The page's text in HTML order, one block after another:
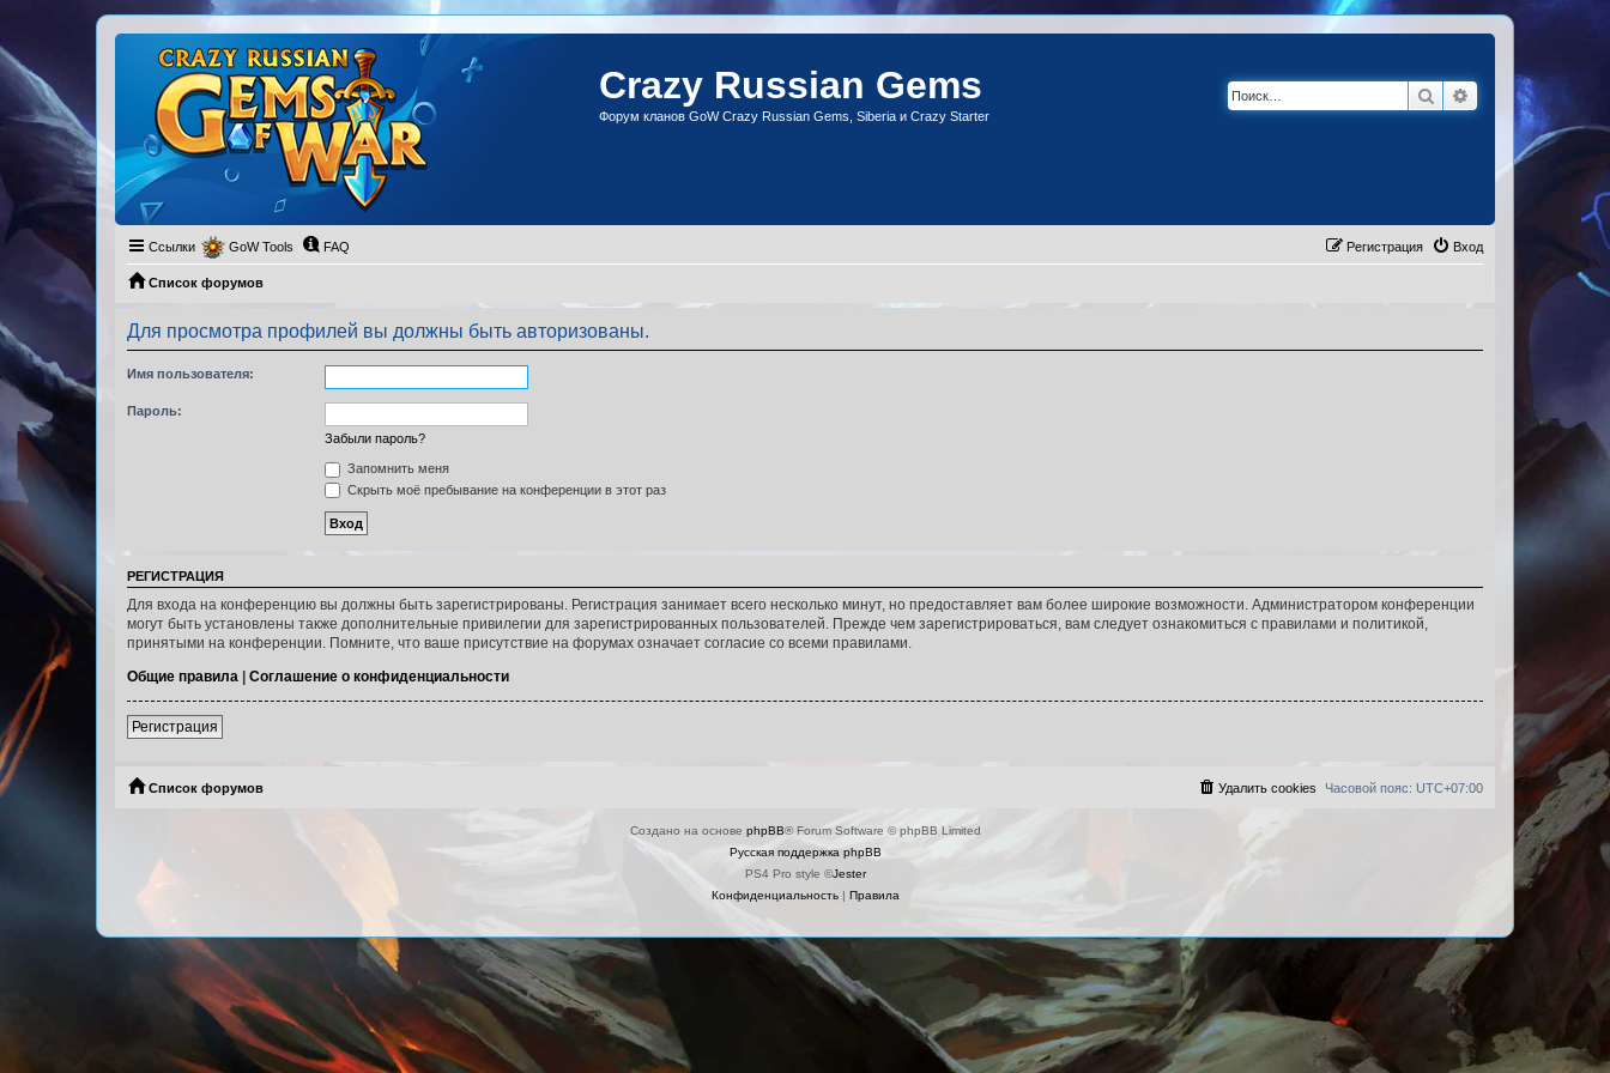
Crazy Russian Gems
Форум кланов GoW Crazy Russian Gems, Siberia и Crazy Starter
Поиск Расширенный
Ссылки GoW Tools FAQ Вход
Регистрация
Список форумов
Для просмотра профилей вы должны быть авторизованы.
Имя пользователя:
Пароль:
Забыли пароль?
Запомнить меня
Скрыть моё пребывание на конференции в этот раз
РЕГИСТРАЦИЯ
Для входа на конференцию вы должны быть зарегистрированы. Регистрация занимает всего несколько минут, но предоставляет вам более широкие возможности. Администратором конференции
могут быть установлены также дополнительные привилегии для зарегистрированных пользователей. Прежде чем зарегистрироваться, вам следует ознакомиться с правилами и политикой,
принятыми на конференции. Помните, что ваше присутствие на форумах означает согласие со всеми правилами.
Общие правила | Соглашение о конфиденциальности
Регистрация
Список форумов Часовой пояс: UTC+07:00
Удалить cookies
Создано на основе phpBB® Forum Software © phpBB Limited
Русская поддержка phpBB
PS4 Pro style ©Jester
Конфиденциальность| Правила